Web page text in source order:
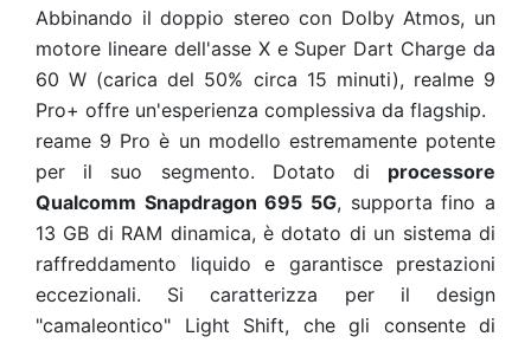
Abbinando il doppio stereo con Dolby Atmos, un
motore lineare dell'asse X e Super Dart Charge da
60 W (carica del 50% circa 15 minuti), realme 9
Pro+ offre un'esperienza complessiva da flagship.
reame 9 Pro è un modello estremamente potente
per il suo segmento. Dotato di processore
Qualcomm Snapdragon 695 5G, supporta fino a
13 GB di RAM dinamica, è dotato di un sistema di
raffreddamento liquido e garantisce prestazioni
eccezionali. Si caratterizza per il design
"camaleontico" Light Shift, che gli consente di